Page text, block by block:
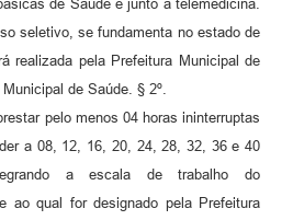
de Saúde e junto à telemedicina.
seletivo, se fundamenta no estado de
realizada pela Prefeitura Municipal de
de Saúde. § 2º.
pelo menos 04 horas ininterruptas
a 08, 12, 16, 20, 24, 28, 32, 36 e 40
a escala de trabalho do
ao qual for designado pela Prefeitura